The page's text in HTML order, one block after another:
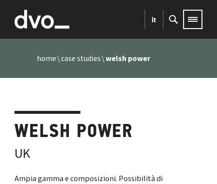
it
home case studies welsh power
WELSH POWER
UK
Ampia gamma e composizioni. Possibilità di